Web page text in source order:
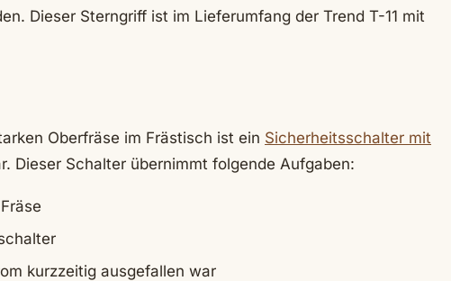
Dieser Sterngriff ist im Lieferumfang der Trend T-11 mit
Oberfräse im Frästisch ist ein Sicherheitsschalter mit
Dieser Schalter übernimmt folgende Aufgaben:
kurzzeitig ausgefallen war